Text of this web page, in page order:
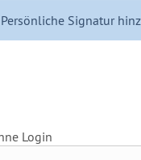
Persönliche Signatur
Login